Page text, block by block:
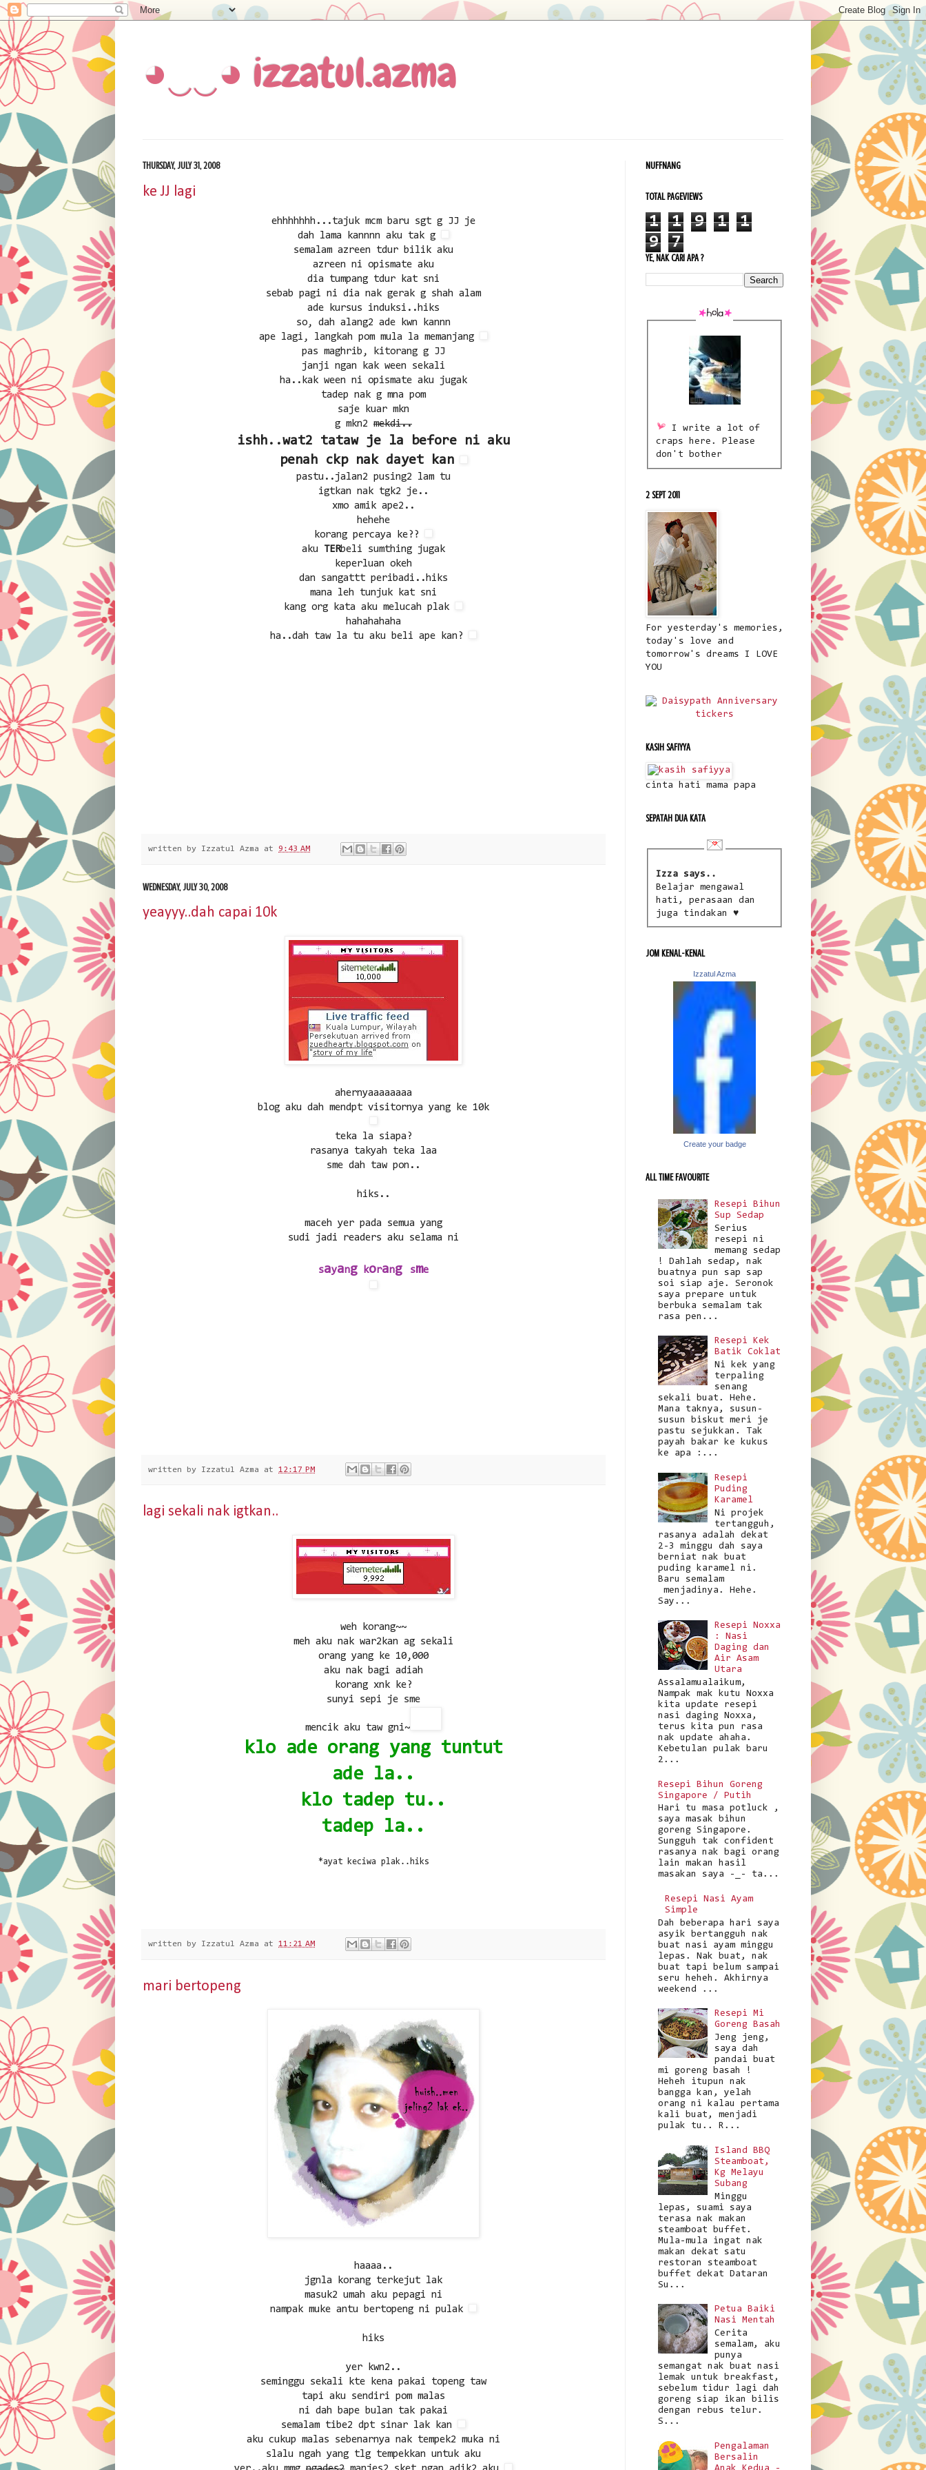
◕‿‿◕ izzatul.azma
THURSDAY, JULY 31, 2008
ke JJ lagi
ehhhhhhh...tajuk mcm baru sgt g JJ je
dah lama kannnn aku tak g
semalam azreen tdur bilik aku
azreen ni opismate aku
dia tumpang tdur kat sni
sebab pagi ni dia nak gerak g shah alam
ade kursus induksi..hiks
so, dah alang2 ade kwn kannn
ape lagi, langkah pom mula la memanjang
pas maghrib, kitorang g JJ
janji ngan kak ween sekali
ha..kak ween ni opismate aku jugak
tadep nak g mna pom
saje kuar mkn
g mkn2 mekdi..
ishh..wat2 tataw je la before ni aku
penah ckp nak dayet kan
pastu..jalan2 pusing2 lam tu
igtkan nak tgk2 je..
xmo amik ape2..
hehehe
korang percaya ke??
aku TERbeli sumthing jugak
keperluan okeh
dan sangattt peribadi..hiks
mana leh tunjuk kat sni
kang org kata aku melucah plak
hahahahaha
ha..dah taw la tu aku beli ape kan?
written by Izzatul Azma at 9:43 AM
WEDNESDAY, JULY 30, 2008
yeayyy..dah capai 10k
ahernyaaaaaaaa
blog aku dah mendpt visitornya yang ke 10k
teka la siapa?
rasanya takyah teka laa
sme dah taw pon..
hiks..
maceh yer pada semua yang
sudi jadi readers aku selama ni
sayang korang sme
written by Izzatul Azma at 12:17 PM
lagi sekali nak igtkan..
weh korang~~
meh aku nak war2kan ag sekali
orang yang ke 10,000
aku nak bagi adiah
korang xnk ke?
sunyi sepi je sme
mencik aku taw gni~
klo ade orang yang tuntut
ade la..
klo tadep tu..
tadep la..
*ayat keciwa plak..hiks
written by Izzatul Azma at 11:21 AM
mari bertopeng
haaaa..
jgnla korang terkejut lak
masuk2 umah aku pepagi ni
nampak muke antu bertopeng ni pulak
hiks
yer kwn2..
seminggu sekali kte kena pakai topeng taw
tapi aku sendiri pom malas
ni dah bape bulan tak pakai
semalam tibe2 dpt sinar lak kan
aku cukup malas sebenarnya nak tempek2 muka ni
slalu ngah yang tlg tempekkan untuk aku
NUFFNANG
TOTAL PAGEVIEWS
1 1 9 1
1
9
7
YE, NAK CARI APA ?
I write a lot of
craps here. Please
don't bother
2 SEPT 2011
For yesterday's memories,
today's love and
tomorrow's dreams I LOVE
YOU
KASIH SAFIYYA
cinta hati mama papa
SEPATAH DUA KATA
Izza says..
Belajar mengawal
hati, perasaan dan
juga tindakan ♥
JOM KENAL-KENAL
Izzatul Azma
Create your badge
ALL TIME FAVOURITE
Resepi Bihun
Sup Sedap
Serius
resepi ni
memang sedap
! Dahlah sedap, nak
buatnya pun sap sap
soi siap aje. Seronok
saya prepare untuk
berbuka semalam tak
rasa pen...
Resepi Kek
Batik Coklat
Ni kek yang
terpaling
senang
sekali buat. Hehe.
Mana taknya, susun-
susun biskut meri je
pastu sejukkan. Tak
payah bakar ke kukus
ke apa :...
Resepi
Puding
Karamel
Ni projek
tertangguh,
rasanya adalah dekat
2-3 minggu dah saya
berniat nak buat
puding karamel ni.
Baru semalam
menjadinya. Hehe.
Say...
Resepi Noxxa
: Nasi
Daging dan
Air Asam
Utara
Assalamualaikum,
Nampak mak kutu Noxxa
kita update resepi
nasi daging Noxxa,
terus kita pun rasa
nak update ahaha.
Kebetulan pulak baru
2...
Resepi Bihun Goreng
Singapore / Putih
Hari tu masa potluck ,
saya masak bihun
goreng Singapore.
Sungguh tak confident
rasanya nak bagi orang
lain makan hasil
masakan saya -_- ta...
Resepi Nasi Ayam
Simple
Dah beberapa hari saya
asyik bertangguh nak
buat nasi ayam minggu
lepas. Nak buat, nak
buat tapi belum sampai
seru heheh. Akhirnya
weekend ...
Resepi Mi
Goreng Basah
Jeng jeng,
saya dah
pandai buat
mi goreng basah !
Heheh itupun nak
bangga kan, yelah
orang ni kalau pertama
kali buat, menjadi
pulak tu.. R...
Island BBQ
Steamboat,
Kg Melayu
Subang
Minggu
lepas, suami saya
terasa nak makan
steamboat buffet.
Mula-mula ingat nak
makan dekat satu
restoran steamboat
buffet dekat Dataran
Su...
Petua Baiki
Nasi Mentah
Cerita
semalam, aku
punya
semangat nak buat nasi
lemak untuk breakfast,
sebelum tidur lagi dah
goreng siap ikan bilis
dengan rebus telur.
S...
Pengalaman
Bersalin